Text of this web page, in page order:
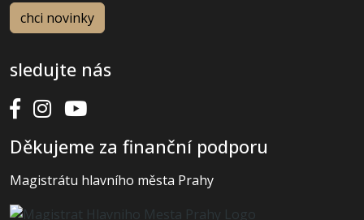
sledujte nás
Děkujeme za finanční podporu
Magistrátu hlavního města Prahy